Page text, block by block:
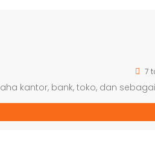
7
kantor, bank, toko, dan